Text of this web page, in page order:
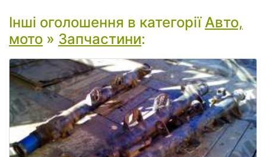
Інші оголошення в категоріїАвто,
мото » Запчастини: